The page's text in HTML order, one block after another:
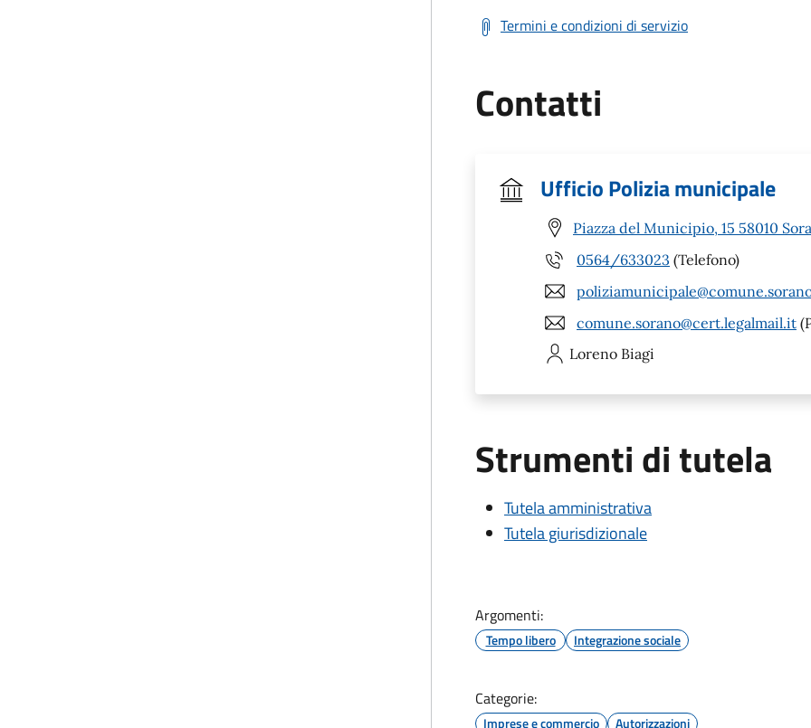
Termini e condizioni di servizio
Contatti
Ufficio Polizia municipale
Piazza del Municipio, 15 58010
0564/633023 (Telefono)
comune.sorano@cert.legalmail.it
Loreno Biagi
Strumenti di tutela
Tutela amministrativa
Tutela giurisdizionale
Argomenti:
Tempo libero Integrazione sociale
Categorie:
Imprese e commercio Autorizzazioni